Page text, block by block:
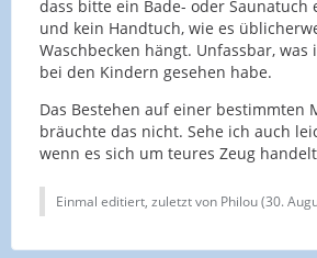
dass bitte ein Bade- oder Saunatuch
und kein Handtuch, wie es
Waschbecken hängt. Unfassbar, was
bei den Kindern gesehen habe.
Das Bestehen auf einer bestimmten
bräuchte das nicht. Sehe ich auch
wenn es sich um teures Zeug
Einmal editiert, zuletzt von Philou (30.